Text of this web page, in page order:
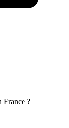
France ?